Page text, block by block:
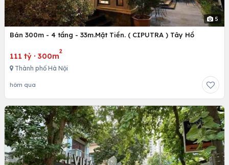
5
Bán 300m - 4 tầng - 33m.Mặt Tiền. ( CIPUTRA ) Tây Hồ
111 tỷ · 300m
2
Thành phố Hà Nội
hôm qua